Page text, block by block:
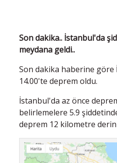
Son dakika.. İstanbul'da
meydana geldi..
Son dakika haberine
14.00'te deprem oldu.
İstanbul'da az önce
belirlemelere 5.9
deprem 12 kilometre